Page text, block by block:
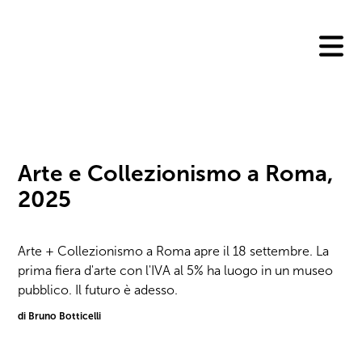
Arte e Collezionismo a Roma,
2025
Arte + Collezionismo a Roma apre il 18 settembre. La
prima fiera d'arte con l'IVA al 5% ha luogo in un museo
pubblico. Il futuro è adesso.
di Bruno Botticelli